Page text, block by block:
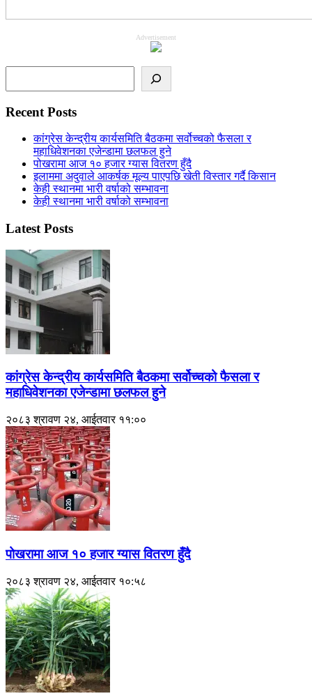
Advertisement
Recent Posts
कांग्रेस केन्द्रीय कार्यसमिति बैठकमा सर्वोच्चको फैसला र
महाधिवेशनका एजेन्डामा छलफल हुने
पोखरामा आज १० हजार ग्यास वितरण हुँदै
इलाममा अदुवाले आकर्षक मूल्य पाएपछि खेती विस्तार गर्दै किसान
केही स्थानमा भारी वर्षाको सम्भावना
केही स्थानमा भारी वर्षाको सम्भावना
Latest Posts
कांग्रेस केन्द्रीय कार्यसमिति बैठकमा सर्वोच्चको फैसला र
महाधिवेशनका एजेन्डामा छलफल हुने
२०८३ श्रावण २४, आईतवार ११:००
पोखरामा आज १० हजार ग्यास वितरण हुँदै
२०८३ श्रावण २४, आईतवार १०:५८